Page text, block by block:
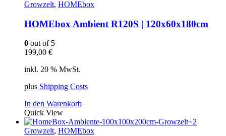
Growzelt, HOMEbox
HOMEbox Ambient R120S | 120x60x180cm
0 out of 5
199,00 €
inkl. 20 % MwSt.
plus Shipping Costs
In den Warenkorb
Quick View
Growzelt, HOMEbox